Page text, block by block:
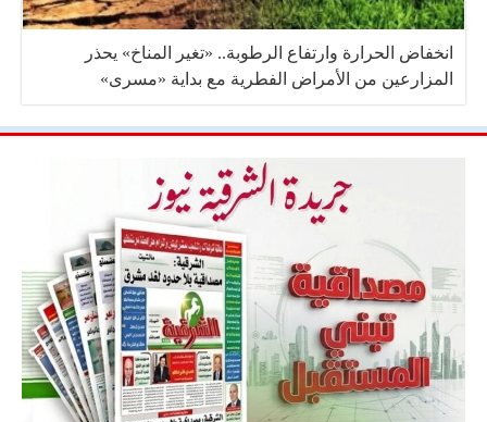
انخفاض الحرارة وارتفاع الرطوبة.. «تغير المناخ» يحذر
المزارعين من الأمراض الفطرية مع بداية «مسرى»